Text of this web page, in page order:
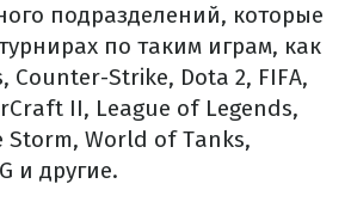
подразделений, которые
по таким играм, как
Counter-Strike, Dota 2, FIFA,
II, League of Legends,
Storm, World of Tanks,
и другие.